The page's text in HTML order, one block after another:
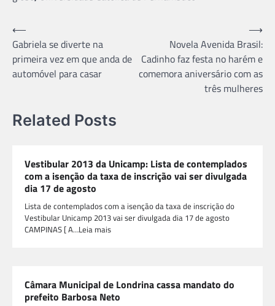
Navegação
de
Post
⟵
Gabriela se diverte na
primeira vez em que anda de
automóvel para casar
Novela Avenida Brasil:
Cadinho faz festa no harém e
comemora aniversário com as
três mulheres
⟶
Related Posts
Vestibular 2013 da Unicamp: Lista de contemplados
com a isenção da taxa de inscrição vai ser divulgada
dia 17 de agosto
Lista de contemplados com a isenção da taxa de inscrição do
Vestibular Unicamp 2013 vai ser divulgada dia 17 de agosto
CAMPINAS [ A…Leia mais
Câmara Municipal de Londrina cassa mandato do
prefeito Barbosa Neto